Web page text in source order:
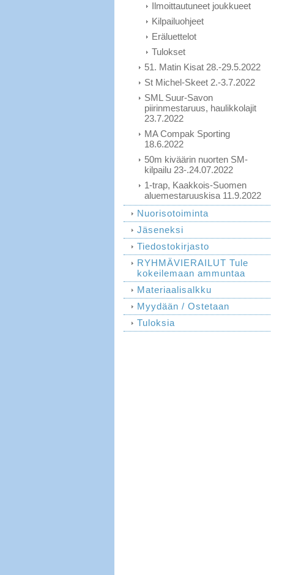
Ilmoittautuneet joukkueet
Kilpailuohjeet
Eräluettelot
Tulokset
51. Matin Kisat 28.-29.5.2022
St Michel-Skeet 2.-3.7.2022
SML Suur-Savon
piirinmestaruus, haulikkolajit
23.7.2022
MA Compak Sporting
18.6.2022
50m kiväärin nuorten SM-
kilpailu 23-.24.07.2022
1-trap, Kaakkois-Suomen
aluemestaruuskisa 11.9.2022
Nuorisotoiminta
Jäseneksi
Tiedostokirjasto
RYHMÄVIERAILUT Tule
kokeilemaan ammuntaa
Materiaalisalkku
Myydään / Ostetaan
Tuloksia